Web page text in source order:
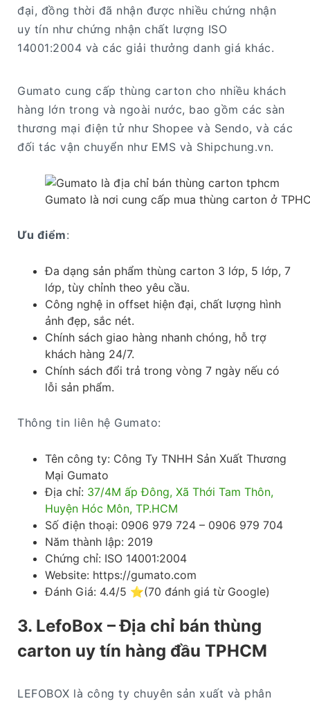
đại, đồng thời đã nhận được nhiều chứng nhận
uy tín như chứng nhận chất lượng ISO
14001:2004 và các giải thưởng danh giá khác.
Gumato cung cấp thùng carton cho nhiều khách
hàng lớn trong và ngoài nước, bao gồm các sàn
thương mại điện tử như Shopee và Sendo, và các
đối tác vận chuyển như EMS và Shipchung.vn.
Gumato là nơi cung cấp mua thùng carton ở
Ưu điểm:
Đa dạng sản phẩm thùng carton 3 lớp, 5 lớp, 7
lớp, tùy chỉnh theo yêu cầu.
Công nghệ in offset hiện đại, chất lượng hình
ảnh đẹp, sắc nét.
Chính sách giao hàng nhanh chóng, hỗ trợ
khách hàng 24/7.
Chính sách đổi trả trong vòng 7 ngày nếu có
lỗi sản phẩm.
Thông tin liên hệ Gumato:
Tên công ty: Công Ty TNHH Sản Xuất Thương
Mại Gumato
Địa chỉ: 37/4M ấp Đông, Xã Thới Tam Thôn,
Huyện Hóc Môn, TP.HCM
Số điện thoại: 0906 979 724 – 0906 979 704
Năm thành lập: 2019
Chứng chỉ: ISO 14001:2004
Website: https://gumato.com
Đánh Giá: 4.4/5 ⭐(70 đánh giá từ Google)
3. LefoBox – Địa chỉ bán thùng
carton uy tín hàng đầu TPHCM
LEFOBOX là công ty chuyên sản xuất và phân